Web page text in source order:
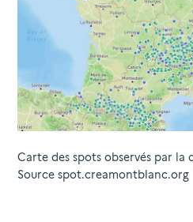
Carte des spots observés par la
Source spot.creamontblanc.org